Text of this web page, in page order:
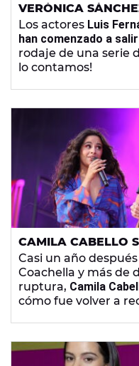
VERÓNICA
NUEVA PAREJA
Los actores Luis
han comenzado a salir
rodaje de una serie
lo contamos!
CAMILA CABELLO
RUPTURA Y BREVE
SHAWN MENDES
Casi un año
Coachella y más de
ruptura, Camila
cómo fue volver a